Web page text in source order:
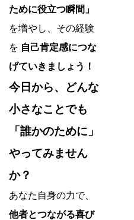
ために役立つ瞬間」
を増やし、その経験
を 自己肯定感につな
げていきましょう！
今日から、どんな
小さなことでも
「誰かのために」
やってみません
か？
あなた自身の力で、
他者とつながる喜び